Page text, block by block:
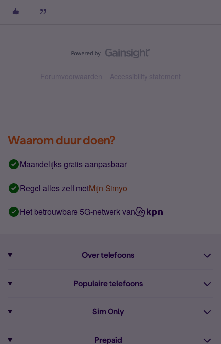
Forumvoorwaarden Accessibility statement
Waarom duur doen?
Maandelijks gratis aanpasbaar
Regel alles zelf metMijn Simyo
Het betrouwbare 5G-netwerk van
Over telefoons
Alle telefoons
Populaire telefoons
Sim Only
Prepaid